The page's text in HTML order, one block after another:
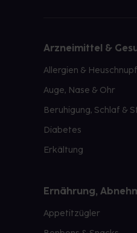
Arzneimittel &
Allergien &
Auge, Nase & Ohr
Beruhigung, Schlaf &
Diabetes
Erkältung
Ernährung,
Appetitzügler